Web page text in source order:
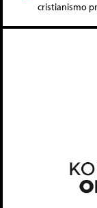
cristianismo